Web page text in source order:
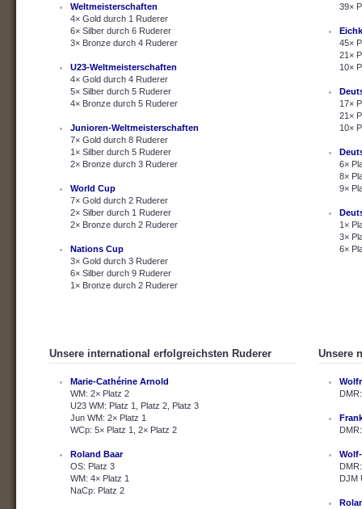
Weltmeisterschaften
4× Gold durch 1 Ruderer
6× Silber durch 6 Ruderer
3× Bronze durch 4 Ruderer
U23-Weltmeisterschaften
4× Gold durch 4 Ruderer
5× Silber durch 5 Ruderer
4× Bronze durch 5 Ruderer
Junioren-Weltmeisterschaften
7× Gold durch 8 Ruderer
1× Silber durch 5 Ruderer
2× Bronze durch 3 Ruderer
World Cup
7× Gold durch 2 Ruderer
2× Silber durch 1 Ruderer
2× Bronze durch 2 Ruderer
Nations Cup
3× Gold durch 3 Ruderer
6× Silber durch 9 Ruderer
1× Bronze durch 2 Ruderer
39×
45×
21×
10×
17×
21×
10×
6×
8×
9×
1×
3×
6×
Unsere international erfolgreichsten Ruderer
Marie-Cathérine Arnold
WM: 2× Platz 2
U23 WM: Platz 1, Platz 2, Platz 3
Jun WM: 2× Platz 1
WCp: 5× Platz 1, 2× Platz 2
Roland Baar
OS: Platz 3
WM: 4× Platz 1
NaCp: Platz 2
Unsere
DJM